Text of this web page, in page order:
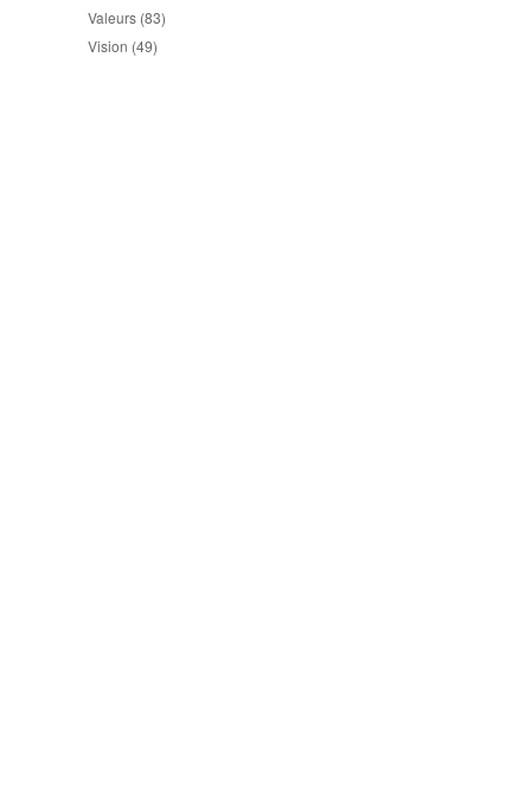
Valeurs (83)
Vision (49)